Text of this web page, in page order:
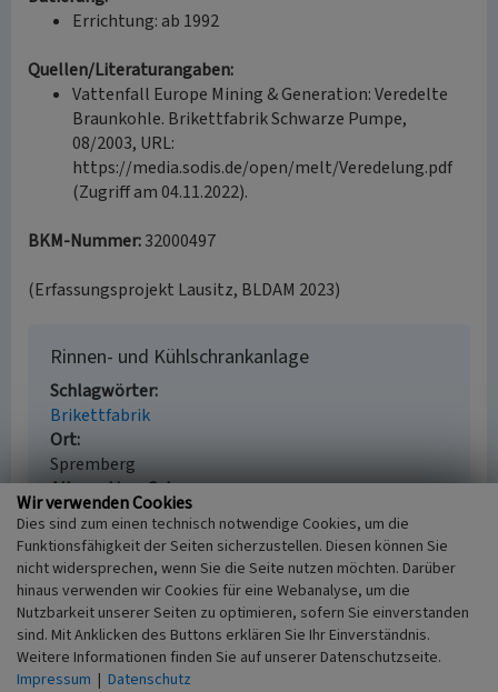
Errichtung: ab 1992
Quellen/Literaturangaben:
Vattenfall Europe Mining & Generation: Veredelte
Braunkohle. Brikettfabrik Schwarze Pumpe,
08/2003, URL:
https://media.sodis.de/open/melt/Veredelung.pdf
(Zugriff am 04.11.2022).
BKM-Nummer:32000497
(Erfassungsprojekt Lausitz, BLDAM 2023)
Rinnen- und Kühlschrankanlage
Schlagwörter
Brikettfabrik
Ort
Spremberg
Alternativer Ortsname
Dubrawa
Fachsicht(en)
Denkmalpflege
Erfassungsmaßstab
Keine Angabe
Erfassungsmethode
Übernahme aus externer Fachdatenbank
Wir verwenden Cookies
Dies sind zum einen technisch notwendige Cookies, um die
Funktionsfähigkeit der Seiten sicherzustellen. Diesen können Sie
nicht widersprechen, wenn Sie die Seite nutzen möchten. Darüber
hinaus verwenden wir Cookies für eine Webanalyse, um die
Nutzbarkeit unserer Seiten zu optimieren, sofern Sie einverstanden
sind. Mit Anklicken des Buttons erklären Sie Ihr Einverständnis.
Weitere Informationen finden Sie auf unserer Datenschutzseite.
Impressum | Datenschutz